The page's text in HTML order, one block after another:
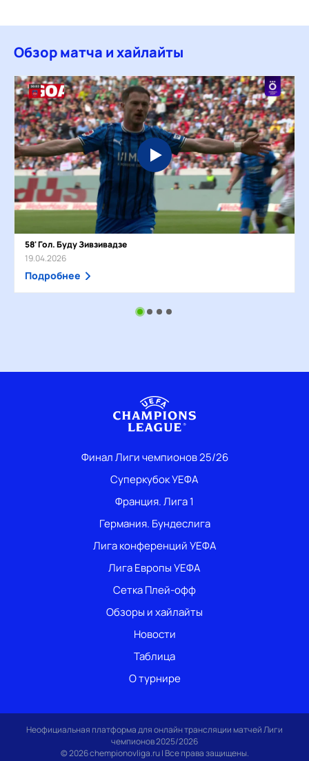
Обзор матча и хайлайты
58' Гол. Буду Зивзивадзе
19.04.2026
Подробнее
Финал Лиги чемпионов 25/26
Суперкубок УЕФА
Франция. Лига 1
Германия. Бундеслига
Лига конференций УЕФА
Лига Европы УЕФА
Сетка Плей-офф
Обзоры и хайлайты
Новости
Таблица
О турнире
Неофициальная платформа для онлайн трансляции матчей Лиги
чемпионов 2025/2026
© 2026 chempionovliga.ru | Все права защищены.